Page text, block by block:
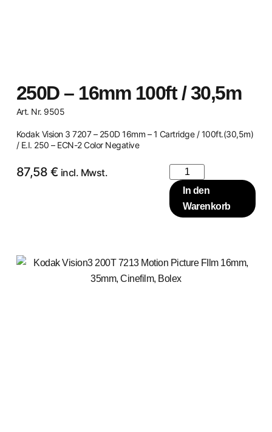
250D – 16mm 100ft / 30,5m
Art. Nr. 9505
Kodak Vision 3 7207 – 250D 16mm – 1 Cartridge / 100ft.(30,5m)
/ E.I. 250 – ECN-2 Color Negative
87,58 € incl. Mwst.
In den
Warenkorb